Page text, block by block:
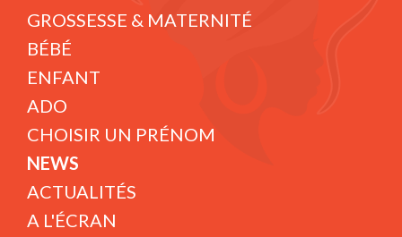
GROSSESSE & MATERNITÉ
BÉBÉ
ENFANT
ADO
CHOISIR UN PRÉNOM
NEWS
ACTUALITÉS
A L'ÉCRAN